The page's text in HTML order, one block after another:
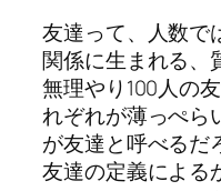
友達って、人数で
関係に生まれる、
無理やり100人の
れぞれが薄っぺら
が友達と呼べるだ
友達の定義による